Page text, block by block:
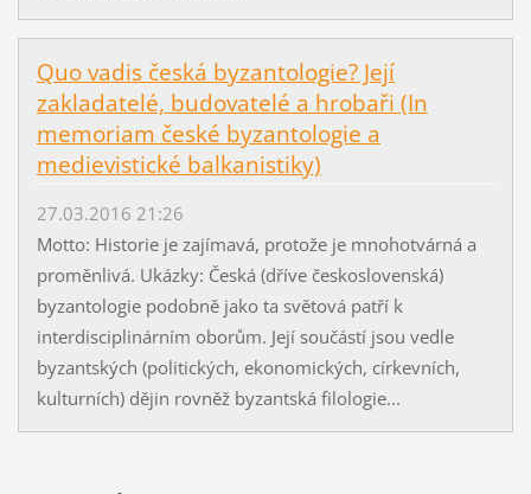
Quo vadis česká byzantologie? Její
zakladatelé, budovatelé a hrobaři (In
memoriam české byzantologie a
medievistické balkanistiky)
27.03.2016 21:26
Motto: Historie je zajímavá, protože je mnohotvárná a
proměnlivá. Ukázky: Česká (dříve československá)
byzantologie podobně jako ta světová patří k
interdisciplinárním oborům. Její součástí jsou vedle
byzantských (politických, ekonomických, církevních,
kulturních) dějin rovněž byzantská filologie...